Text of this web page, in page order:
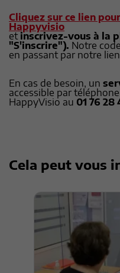
Cliquez sur ce lien
Happyvisio
et inscrivez-vous à la
"S'inscrire"). Notre
en passant par notre
En cas de besoin, un
accessible par
HappyVisio au 01 76 28
Cela peut vous